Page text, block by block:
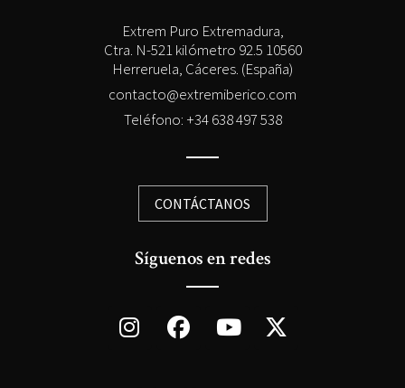
Extrem Puro Extremadura,
Ctra. N-521 kilómetro 92.5 10560
Herreruela, Cáceres. (España)
contacto@extremiberico.com
Teléfono: +34 638 497 538
CONTÁCTANOS
Síguenos en redes